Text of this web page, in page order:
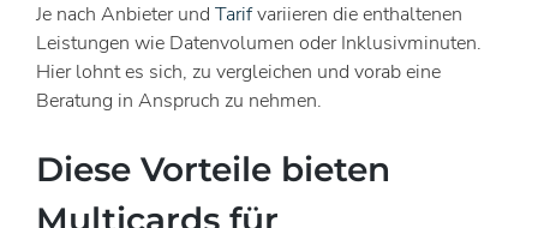
Je nach Anbieter und Tarifvariieren die enthaltenen
Leistungen wie Datenvolumen oder Inklusivminuten.
Hier lohnt es sich, zu vergleichen und vorab eine
Beratung in Anspruch zu nehmen.
Diese Vorteile bieten